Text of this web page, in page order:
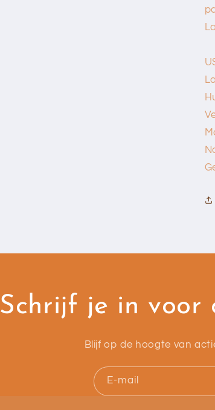
Schrijf je in voor
Blijf op de hoogte van
E‑mail